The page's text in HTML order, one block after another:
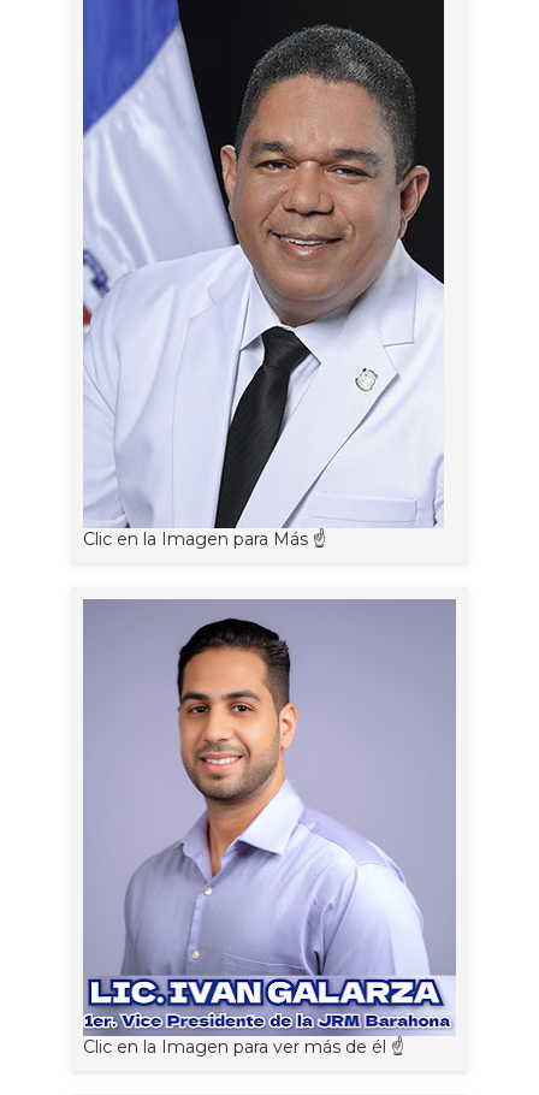
Clic en la Imagen para Más ☝
Clic en la Imagen para ver más de él ☝